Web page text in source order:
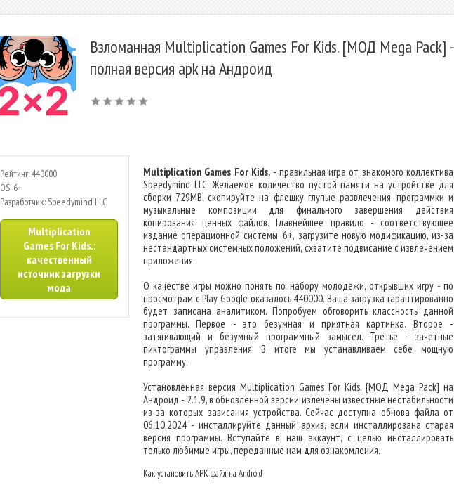
Взломанная Multiplication Games For Kids. [МОД Mega Pack] -
полная версия apk на Андроид
Рейтинг: 440000
OS: 6+
Разработчик: Speedymind LLC
Multiplication
Games For Kids.:
качественный
источник загрузки
мода
Multiplication Games For Kids. - правильная игра от знакомого коллектива
Speedymind LLC. Желаемое количество пустой памяти на устройстве для
сборки 729MB, скопируйте на флешку глупые развлечения, программки и
музыкальные композиции для финального завершения действия
копирования ценных файлов. Главнейшее правило - соответствующее
издание операционной системы. 6+, загрузите новую модификацию, из-за
нестандартных системных положений, схватите подвисание с извлечением
приложения.
О качестве игры можно понять по набору молодежи, открывших игру - по
просмотрам с Play Google оказалось 440000. Ваша загрузка гарантированно
будет записана аналитиком. Попробуем обговорить классность данной
программы. Первое - это безумная и приятная картинка. Второе -
затягивающий и безумный программный замысел. Третье - зачетные
пиктограммы управления. В итоге мы устанавливаем себе мощную
программу.
Установленная версия Multiplication Games For Kids. [МОД Mega Pack] на
Андроид - 2.1.9, в обновленной версии излечены известные нестабильности
из-за которых зависания устройства. Сейчас доступна обнова файла от
06.10.2024 - инсталлируйте данный архив, если инсталлирована старая
версия программы. Вступайте в наш аккаунт, с целью инсталлировать
только любимые игры, переданные нам для ознакомления.
Как установить APK файл на Android